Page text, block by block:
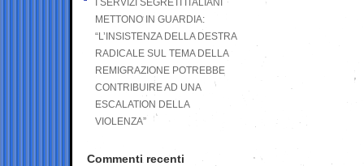
I SERVIZI SEGRETI ITALIANI
METTONO IN GUARDIA:
“L’INSISTENZA DELLA DESTRA
RADICALE SUL TEMA DELLA
REMIGRAZIONE POTREBBE
CONTRIBUIRE AD UNA
ESCALATION DELLA
VIOLENZA”
Commenti recenti